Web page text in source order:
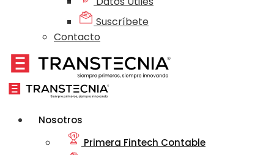
Suscríbete
Contacto
Nosotros
Primera Fintech Contable